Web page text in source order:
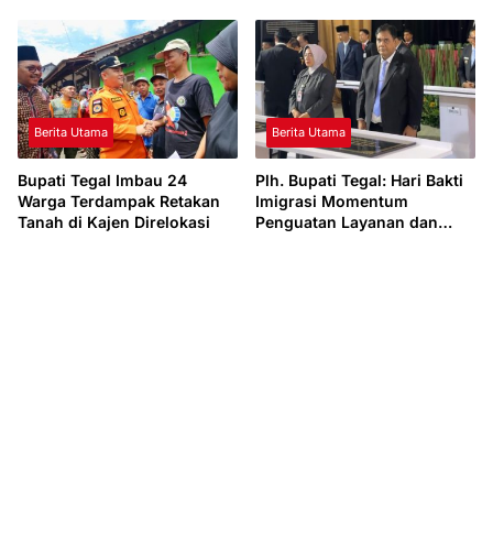
Berita Utama
Bupati Tegal Imbau 24
Warga Terdampak Retakan
Tanah di Kajen Direlokasi
Berita Utama
Plh. Bupati Tegal: Hari Bakti
Imigrasi Momentum
Penguatan Layanan dan